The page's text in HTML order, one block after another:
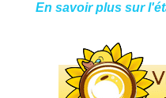
En savoir plus sur